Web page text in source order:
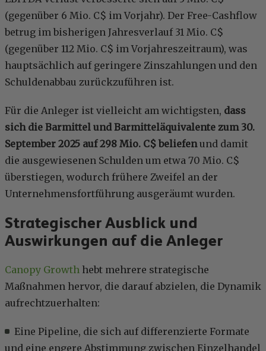
(gegenüber 6 Mio. C$ im Vorjahr). Der Free-Cashflow
betrug im bisherigen Jahresverlauf 31 Mio. C$
(gegenüber 112 Mio. C$ im Vorjahreszeitraum), was
hauptsächlich auf geringere Zinszahlungen und den
Schuldenabbau zurückzuführen ist.
Für die Anleger ist vielleicht am wichtigsten, dass
sich die Barmittel und Barmitteläquivalente zum 30.
September 2025 auf 298 Mio. C$ beliefenund damit
die ausgewiesenen Schulden um etwa 70 Mio. C$
überstiegen, wodurch frühere Zweifel an der
Unternehmensfortführung ausgeräumt wurden.
Strategischer Ausblick und
Auswirkungen auf die Anleger
Canopy Growth hebt mehrere strategische
Maßnahmen hervor, die darauf abzielen, die Dynamik
aufrechtzuerhalten:
Eine Pipeline, die sich auf differenzierte Formate
und eine engere Abstimmung zwischen Einzelhandel